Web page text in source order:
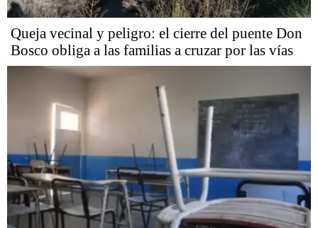
Queja vecinal y peligro: el cierre del puente Don
Bosco obliga a las familias a cruzar por las vías